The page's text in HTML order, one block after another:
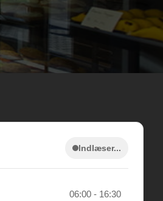
Indlæser...
06:00 - 16:30